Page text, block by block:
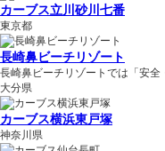
カーブス立川砂川七番
東京都
長崎鼻ビーチリゾート
長崎鼻ビーチリゾートでは「安
大分県
カーブス横浜東戸塚
神奈川県